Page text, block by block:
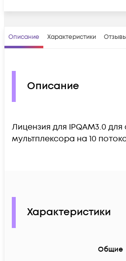
Описание Характеристики
Описание
Лицензия для IPQAM3.0 для
мультплексора на 10
Характеристики
Общие